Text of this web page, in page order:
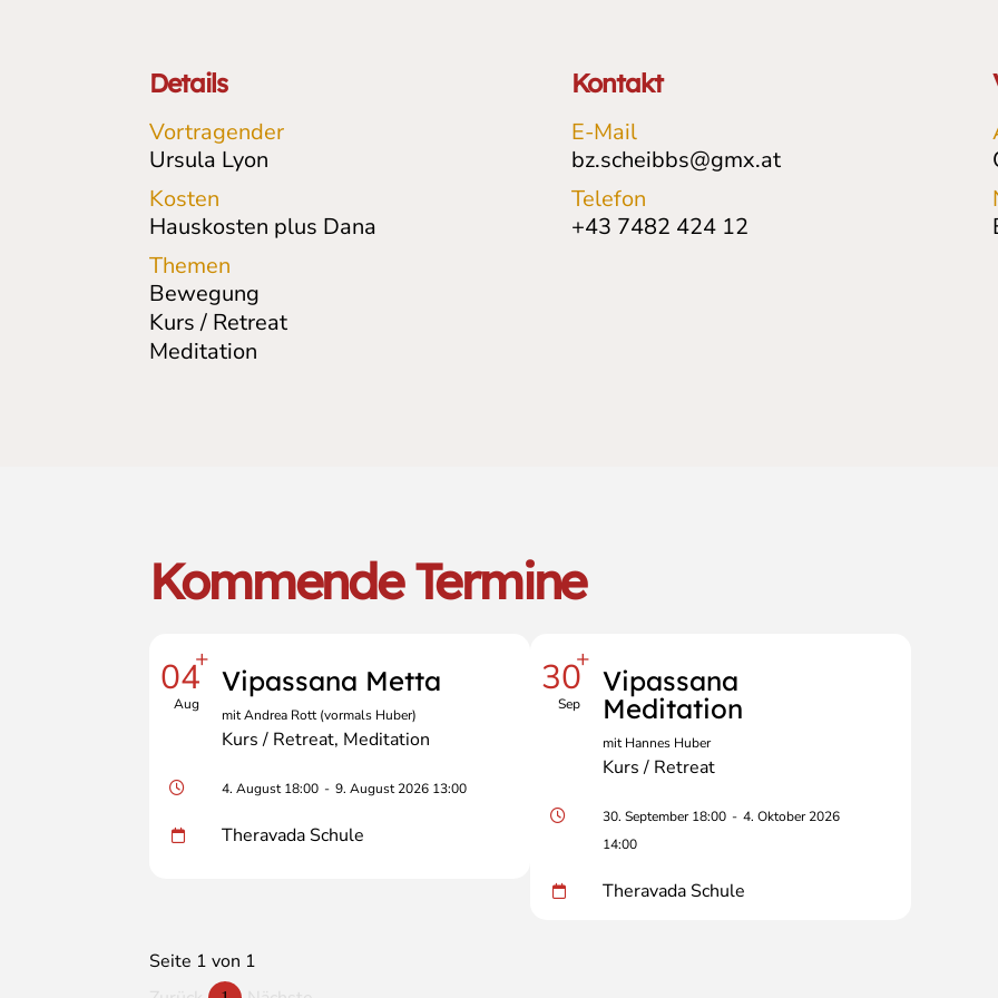
Details
Vortragender
Ursula Lyon
Kosten
Hauskosten plus Dana
Themen
Bewegung
Kurs / Retreat
Meditation
Kontakt
E-Mail
bz.scheibbs@gmx.at
Telefon
+43 7482 424 12
Kommende Termine
04+
Aug
Vipassana Metta
mit Andrea Rott (vormals Huber)
Kurs / Retreat Meditation
4. August 18:00 - 9. August 2026 13:00
Theravada Schule
30+
Sep
Vipassana
Meditation
mit Hannes Huber
Kurs / Retreat
30. September 18:00 - 4. Oktober 2026
14:00
Theravada Schule
Seite 1 von 1